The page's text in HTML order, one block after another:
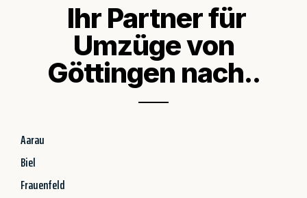
Ihr Partner für
Umzüge von
Göttingen nach..
Aarau
Biel
Frauenfeld